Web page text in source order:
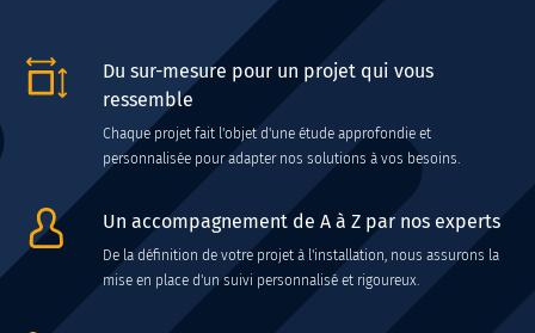
Du sur-mesure pour un projet qui vous
ressemble
Chaque projet fait l'objet d'une étude approfondie et
personnalisée pour adapter nos solutions à vos besoins.
Un accompagnement de A à Z par nos experts
De la définition de votre projet à l'installation, nous assurons la
mise en place d'un suivi personnalisé et rigoureux.